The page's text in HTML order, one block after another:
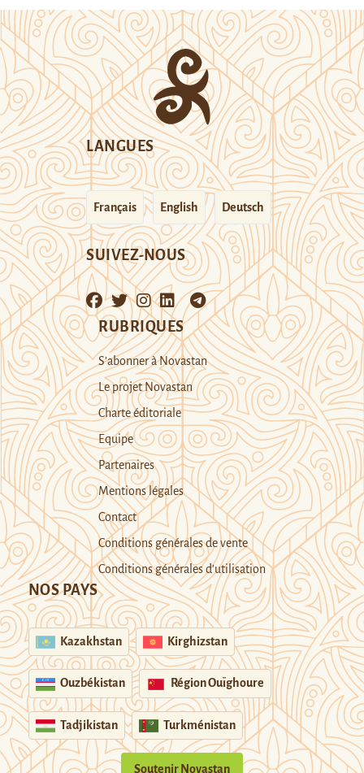
LANGUES
Français English Deutsch
SUIVEZ-NOUS
RUBRIQUES
S’abonner à Novastan
Le projet Novastan
Charte éditoriale
Equipe
Partenaires
Mentions légales
Contact
Conditions générales de vente
Conditions générales d’utilisation
NOS PAYS
Kazakhstan Kirghizstan
Ouzbékistan Région Ouïghoure
Tadjikistan Turkménistan
Soutenir Novastan